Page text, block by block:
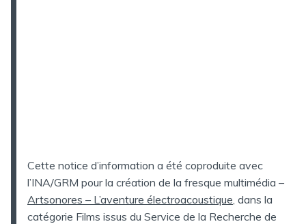
Cette notice d’information a été coproduite avec
l’INA/GRM pour la création de la fresque multimédia –
Artsonores – L’aventure électroacoustique , dans la
catégorie Films issus du Service de la Recherche de